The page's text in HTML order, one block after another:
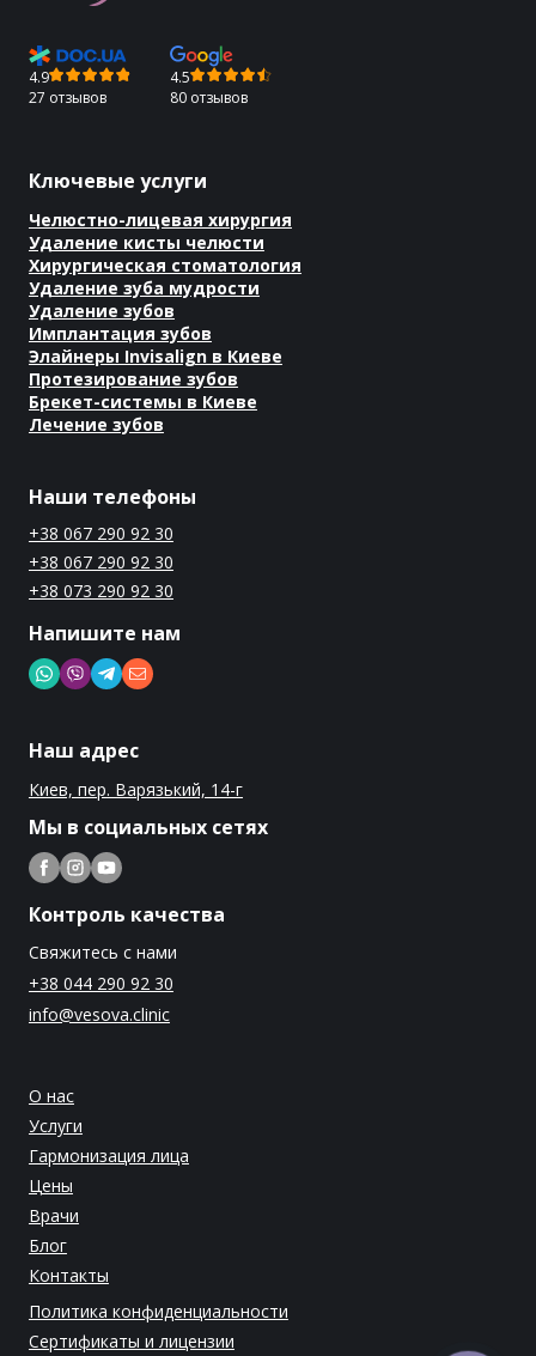
4.9
27 отзывов
4.5
80 отзывов
Ключевые услуги
Челюстно-лицевая хирургия
Удаление кисты челюсти
Хирургическая стоматология
Удаление зуба мудрости
Удаление зубов
Имплантация зубов
Элайнеры Invisalign в Киеве
Протезирование зубов
Брекет-системы в Киеве
Лечение зубов
Наши телефоны
+38 067 290 92 30
+38 067 290 92 30
+38 073 290 92 30
Напишите нам
Наш адрес
Киев, пер. Варязький, 14-г
Мы в социальных сетях
Контроль качества
Свяжитесь с нами
+38 044 290 92 30
info@vesova.clinic
О нас
Услуги
Гармонизация лица
Цены
Врачи
Блог
Контакты
Политика конфиденциальности
Сертификаты и лицензии